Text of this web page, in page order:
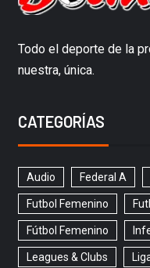
Todo el deporte de la
nuestra, única.
CATEGORÍAS
Audio Federal A
Futbol Femenino
Fútbol Femenino
Leagues & Clubs